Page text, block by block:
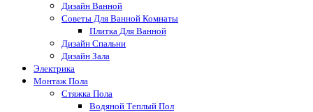
Дизайн Ванной
Советы Для Ванной Комнаты
Плитка Для Ванной
Дизайн Спальни
Дизайн Зала
Электрика
Монтаж Пола
Стяжка Пола
Водяной Теплый Пол